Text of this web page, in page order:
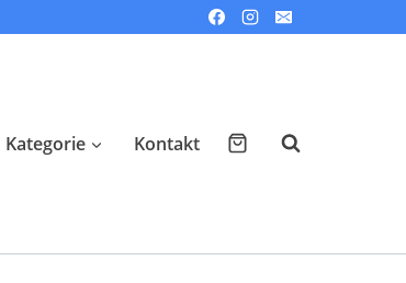
Kategorie Kontakt